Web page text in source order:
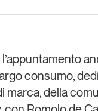
Eventi e formazione
Chi siamo
consumo,
marca, della